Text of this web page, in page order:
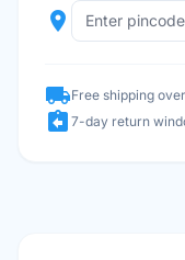
place
local_shippingFree shipping
assignment_return 7-day return